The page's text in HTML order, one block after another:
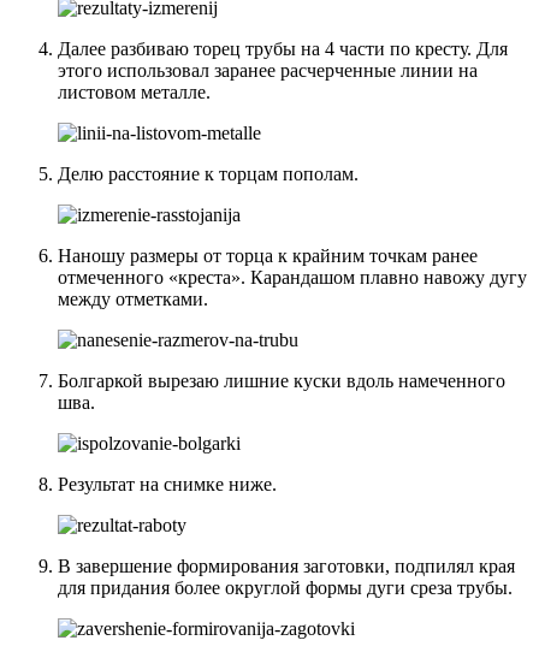
Далее разбиваю торец трубы на 4 части по кресту. Для
этого использовал заранее расчерченные линии на
листовом металле.
Делю расстояние к торцам пополам.
Наношу размеры от торца к крайним точкам ранее
отмеченного «креста». Карандашом плавно навожу дугу
между отметками.
Болгаркой вырезаю лишние куски вдоль намеченного
шва.
Результат на снимке ниже.
В завершение формирования заготовки, подпилял края
для придания более округлой формы дуги среза трубы.